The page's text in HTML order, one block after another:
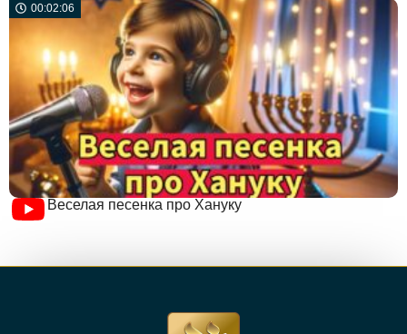
00:02:06
Веселая песенка про Хануку